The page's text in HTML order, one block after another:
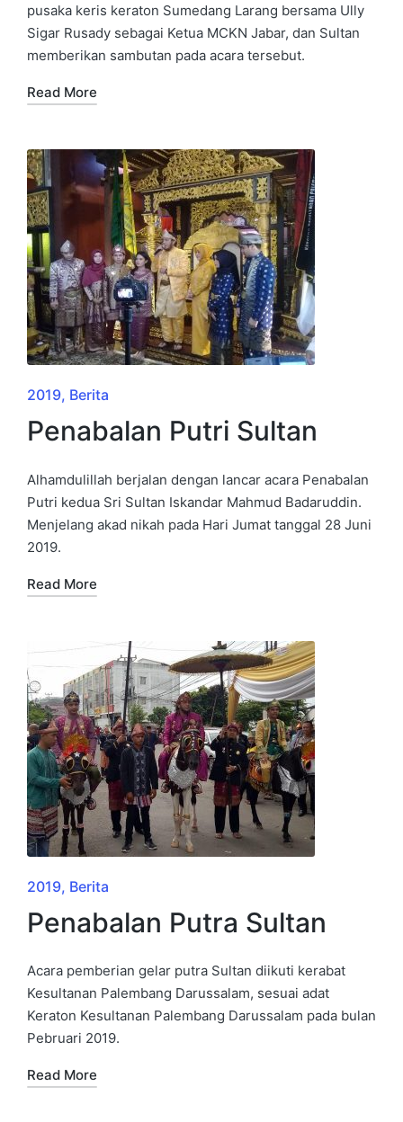
pusaka keris keraton Sumedang Larang bersama Ully
Sigar Rusady sebagai Ketua MCKN Jabar, dan Sultan
memberikan sambutan pada acara tersebut.
Read More
2019 Berita
Penabalan Putri Sultan
Alhamdulillah berjalan dengan lancar acara Penabalan
Putri kedua Sri Sultan Iskandar Mahmud Badaruddin.
Menjelang akad nikah pada Hari Jumat tanggal 28 Juni
2019.
Read More
2019 Berita
Penabalan Putra Sultan
Acara pemberian gelar putra Sultan diikuti kerabat
Kesultanan Palembang Darussalam, sesuai adat
Keraton Kesultanan Palembang Darussalam pada bulan
Pebruari 2019.
Read More